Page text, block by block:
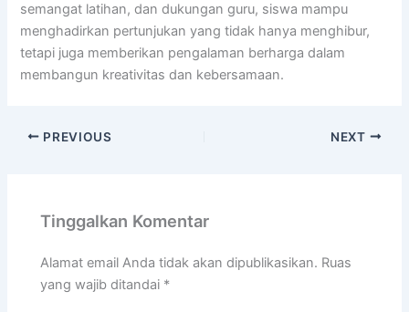
semangat latihan, dan dukungan guru, siswa mampu
menghadirkan pertunjukan yang tidak hanya menghibur,
tetapi juga memberikan pengalaman berharga dalam
membangun kreativitas dan kebersamaan.
PREVIOUS NEXT
Tinggalkan Komentar
Alamat email Anda tidak akan dipublikasikan. Ruas
yang wajib ditandai *